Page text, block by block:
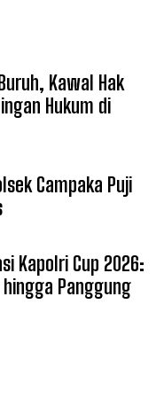
Kawal Hak
Hukum di
Campaka Puji
Kapolri Cup 2026:
Panggung